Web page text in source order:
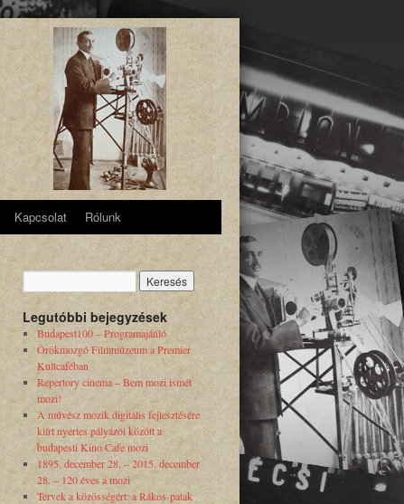
Kapcsolat Rólunk
Legutóbbi bejegyzések
Budapest100 – Programajánló
Örökmozgó Filmmúzeum a Premier
Kultcaféban
Repertory cinema – Bem mozi ismét
mozi!
A művész mozik digitális fejlesztésére
kiírt nyertes pályázói között a
budapesti Kino Cafe mozi
1895. december 28. – 2015. december
28. – 120 éves a mozi
Tervek a közösségért: a Rákos-patak